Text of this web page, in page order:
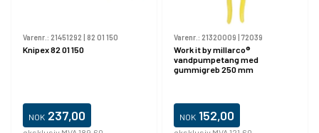
Varenr.: 21451292 82 01 150
Knipex 82 01 150
NOK 237,00
Varenr.: 21320009 72039
Work it by millarco®
vandpumpetang med
gummigreb 250 mm
NOK 152,00